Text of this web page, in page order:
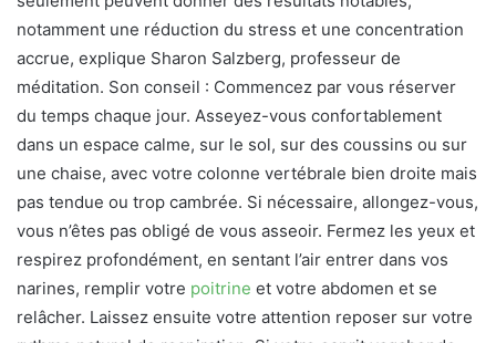
notamment une réduction du stress et une concentration
accrue, explique Sharon Salzberg, professeur de
méditation. Son conseil : Commencez par vous réserver
du temps chaque jour. Asseyez-vous confortablement
dans un espace calme, sur le sol, sur des coussins ou sur
une chaise, avec votre colonne vertébrale bien droite mais
pas tendue ou trop cambrée. Si nécessaire, allongez-vous,
vous n’êtes pas obligé de vous asseoir. Fermez les yeux et
respirez profondément, en sentant l’air entrer dans vos
narines, remplir votre poitrine et votre abdomen et se
relâcher. Laissez ensuite votre attention reposer sur votre